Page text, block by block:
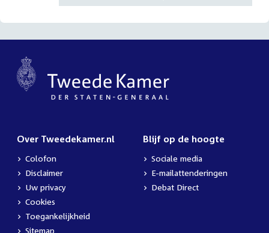
Over Tweedekamer.nl
Colofon
Disclaimer
Uw privacy
Cookies
Toegankelijkheid
Sitemap
Blijf op de hoogte
Sociale media
E-mailattenderingen
Debat Direct